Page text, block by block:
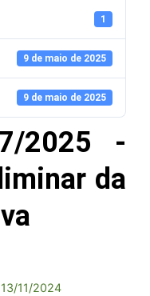
1
9 de maio de 2025
9 de maio de 2025
2025 -
da
13/11/2024